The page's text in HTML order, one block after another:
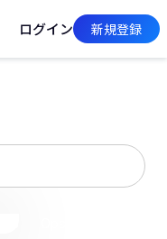
ログイン 新規登録